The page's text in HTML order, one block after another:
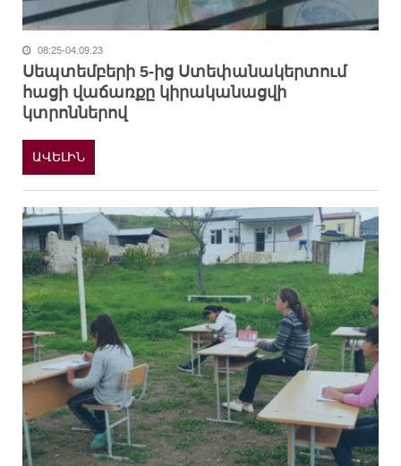
08:25-04.09.23
Սեպտեմբերի 5-ից Ստեփանակերտում
հացի վաճառքը կիրականացվի
կտրոններով
ԱՎԵԼԻՆ